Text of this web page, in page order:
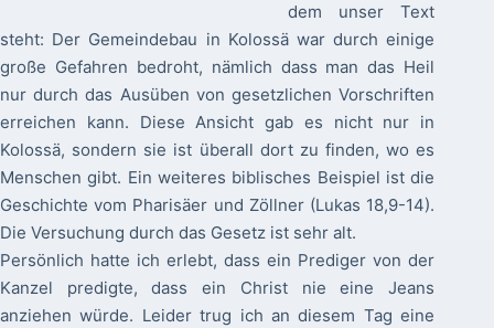
dem unser Text
steht: Der Gemeindebau in Kolossä war durch einige
große Gefahren bedroht, nämlich dass man das Heil
nur durch das Ausüben von gesetzlichen Vorschriften
erreichen kann. Diese Ansicht gab es nicht nur in
Kolossä, sondern sie ist überall dort zu finden, wo es
Menschen gibt. Ein weiteres biblisches Beispiel ist die
Geschichte vom Pharisäer und Zöllner (Lukas 18,9-14).
Die Versuchung durch das Gesetz ist sehr alt.
Persönlich hatte ich erlebt, dass ein Prediger von der
Kanzel predigte, dass ein Christ nie eine Jeans
anziehen würde. Leider trug ich an diesem Tag eine